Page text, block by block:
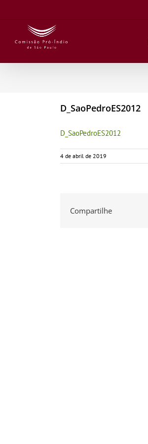
D_SaoPedroES2012
D_SaoPedroES2012
4 de abril de 2019
Compartilhe